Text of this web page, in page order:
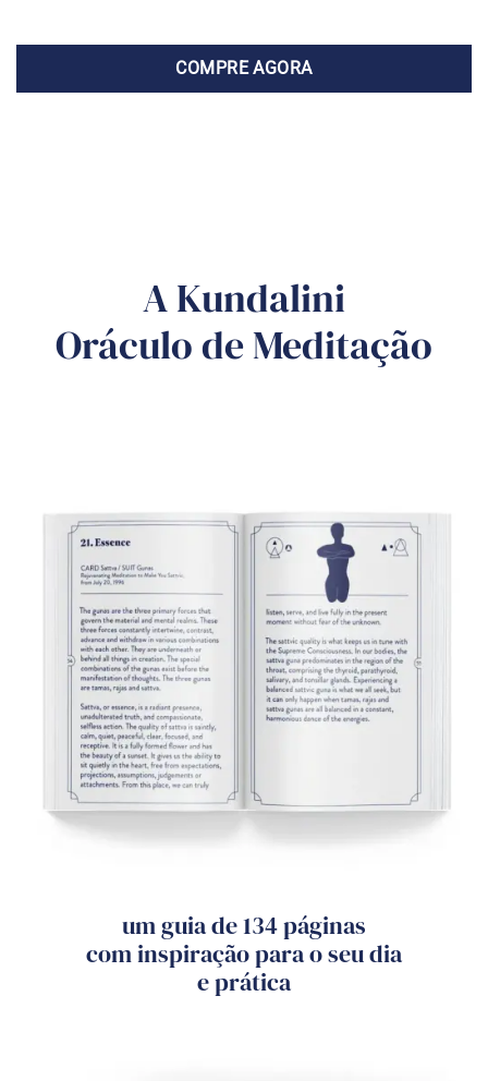
COMPRE AGORA
A Kundalini
Oráculo de Meditação
um guia de 134 páginas
com inspiração para o seu dia
e prática